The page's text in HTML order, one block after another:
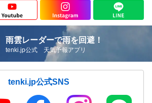
雨雲レーダーで雨を回避！
tenki.jp公式 天気予報アプリ
tenki.jp公式SNS